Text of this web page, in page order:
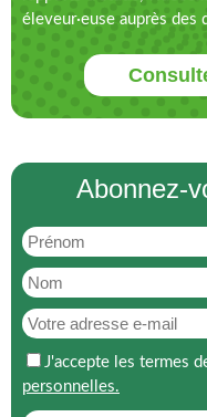
éleveur·euse auprès
Abonnez-
J'accepte les termes
personnelles.